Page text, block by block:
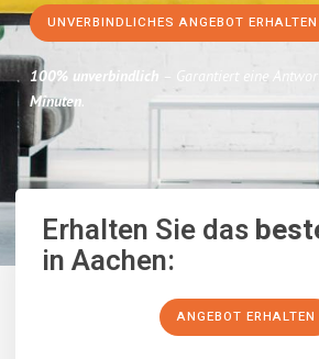
UNVERBINDLICHES ANGEBOT ERHALTEN
100% unverbindlich – Garantiert eine
Minuten.
Erhalten Sie das
in Aachen:
ANGEBOT ERHALTEN